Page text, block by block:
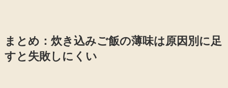
まとめ：炊き込みご飯の薄味は原因別に足
すと失敗しにくい